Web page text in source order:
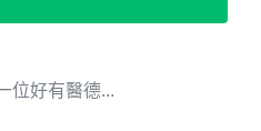
位好有醫德...